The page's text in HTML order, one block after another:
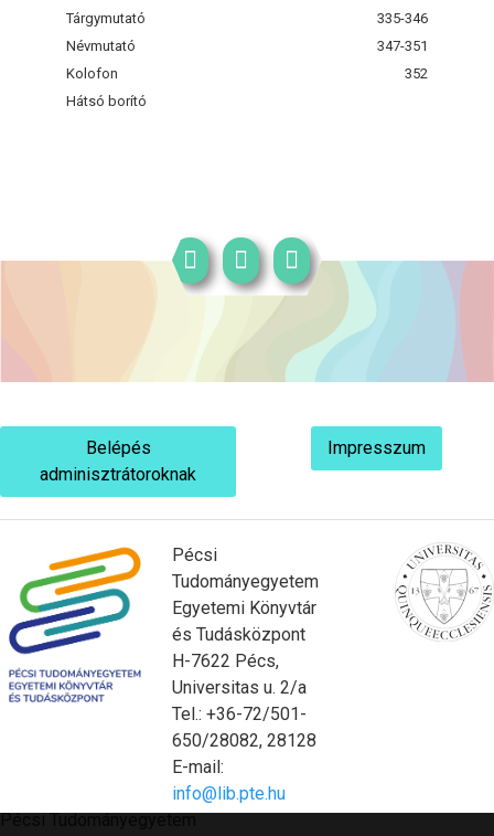
Tárgymutató
335-346
Névmutató
347-351
Kolofon
352
Hátsó borító
Belépés
adminisztrátoroknak
Impresszum
Pécsi
Tudományegyetem
Egyetemi Könyvtár
és Tudásközpont
H-7622 Pécs,
Universitas u. 2/a
Tel.: +36-72/501-
650/28082, 28128
E-mail:
info@lib.pte.hu
Pécsi Tudományegyetem